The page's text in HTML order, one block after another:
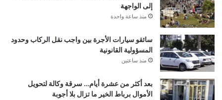
إلى الواجهة
منذ ساعة واحدة
سائقو سيارات الأجرة بين واجب نقل الركاب وحدود
المسؤولية القانونية
منذ ساعتين
بعد أكثر من عشرة أيام… سرقة وكالة لتحويل
الأموال برباط الخير ما تزال بلا أجوبة